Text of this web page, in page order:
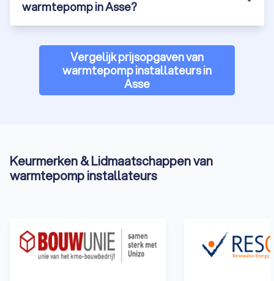
warmtepomp in Asse?
Vergelijk prijsopgaven van
warmtepomp installateurs in
Asse
Keurmerken & Lidmaatschappen van
warmtepomp installateurs